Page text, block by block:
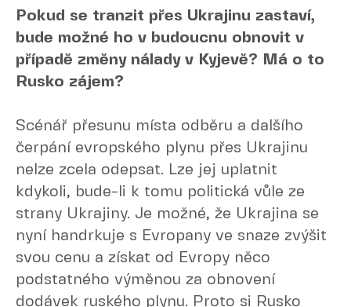
Pokud se tranzit přes Ukrajinu zastaví,
bude možné ho v budoucnu obnovit v
případě změny nálady v Kyjevě? Má o to
Rusko zájem?
Scénář přesunu místa odběru a dalšího
čerpání evropského plynu přes Ukrajinu
nelze zcela odepsat. Lze jej uplatnit
kdykoli, bude-li k tomu politická vůle ze
strany Ukrajiny. Je možné, že Ukrajina se
nyní handrkuje s Evropany ve snaze zvýšit
svou cenu a získat od Evropy něco
podstatného výměnou za obnovení
dodávek ruského plynu. Proto si Rusko